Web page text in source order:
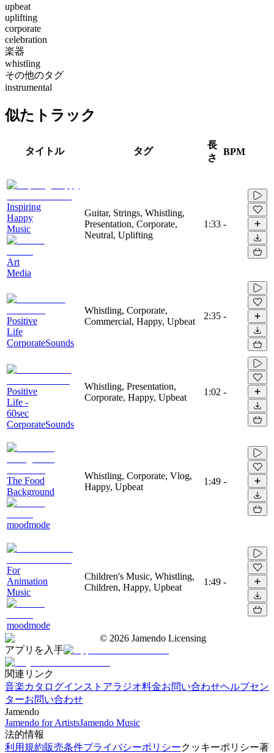
upbeat
uplifting
corporate
celebration
楽器
whistling
その他のタグ
instrumental
似たトラック
タイトル タグ
長
さ
BPM
Inspiring
Happy
Music
Art
Media
Guitar, Strings, Whistling,
Presentation, Corporate,
Neutral, Uplifting
1:33 -
Positive
Life
CorporateSounds
Whistling, Corporate,
Commercial, Happy, Upbeat
2:35 -
Positive
Life -
60sec
CorporateSounds
Whistling, Presentation,
Corporate, Happy, Upbeat
1:02 -
The Food
Background
moodmode
Whistling, Corporate, Vlog,
Happy, Upbeat
1:49 -
For
Animation
Music
moodmode
Children's Music, Whistling,
Children, Happy, Upbeat
1:49 -
© 2026 Jamendo Licensing
アプリを入手
関連リンク
音楽カタログインストアラジオ料金お問い合わせヘルプセン
ターお問い合わせ
Jamendo
Jamendo for ArtistsJamendo Music
法的情報
利用規約販売条件プライバシーポリシークッキーポリシー著